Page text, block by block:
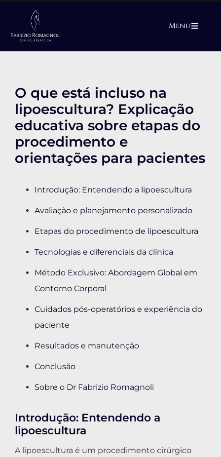
Menu
O que está incluso na
lipoescultura? Explicação
educativa sobre etapas do
procedimento e
orientações para pacientes
Introdução: Entendendo a lipoescultura
Avaliação e planejamento personalizado
Etapas do procedimento de lipoescultura
Tecnologias e diferenciais da clínica
Método Exclusivo: Abordagem Global em
Contorno Corporal
Cuidados pós-operatórios e experiência do
paciente
Resultados e manutenção
Conclusão
Sobre o Dr Fabrizio Romagnoli
Introdução: Entendendo a
lipoescultura
A lipoescultura é um procedimento cirúrgico